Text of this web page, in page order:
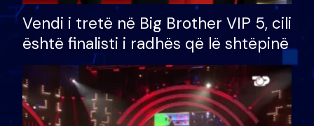
Vendi i tretë në Big Brother VIP 5, cili
është finalisti i radhës që lë shtëpinë